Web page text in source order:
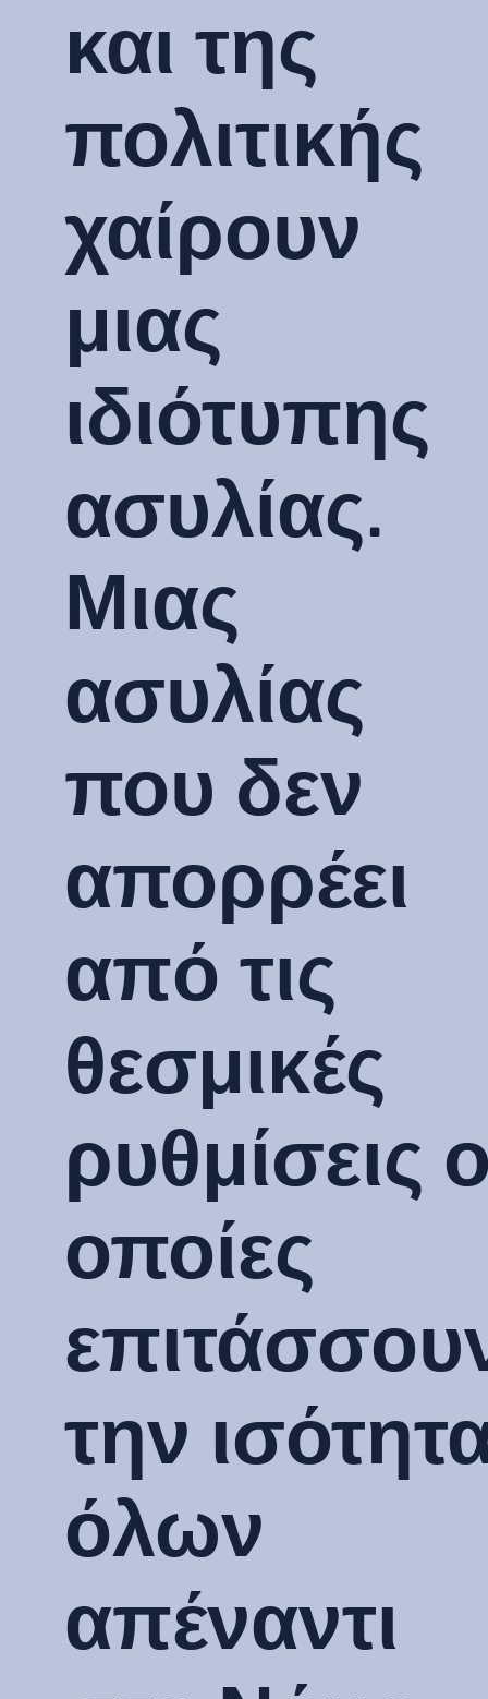
και της
πολιτικής
χαίρουν
μιας
ιδιότυπης
ασυλίας.
Μιας
ασυλίας
που δεν
απορρέει
από τις
θεσμικές
ρυθμίσεις
οποίες
την
όλων
απέναντι